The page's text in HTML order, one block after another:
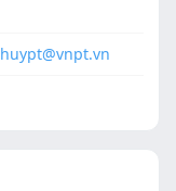
huypt@vnpt.vn